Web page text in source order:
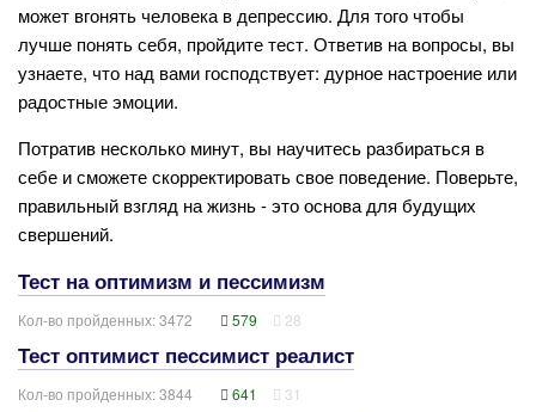
может вгонять человека в депрессию. Для того чтобы
лучше понять себя, пройдите тест. Ответив на вопросы, вы
узнаете, что над вами господствует: дурное настроение или
радостные эмоции.
Потратив несколько минут, вы научитесь разбираться в
себе и сможете скорректировать свое поведение. Поверьте,
правильный взгляд на жизнь - это основа для будущих
свершений.
Тест на оптимизм и пессимизм
Кол-во пройденных: 3472 579 28
Тест оптимист пессимист реалист
Кол-во пройденных: 3844 641 31